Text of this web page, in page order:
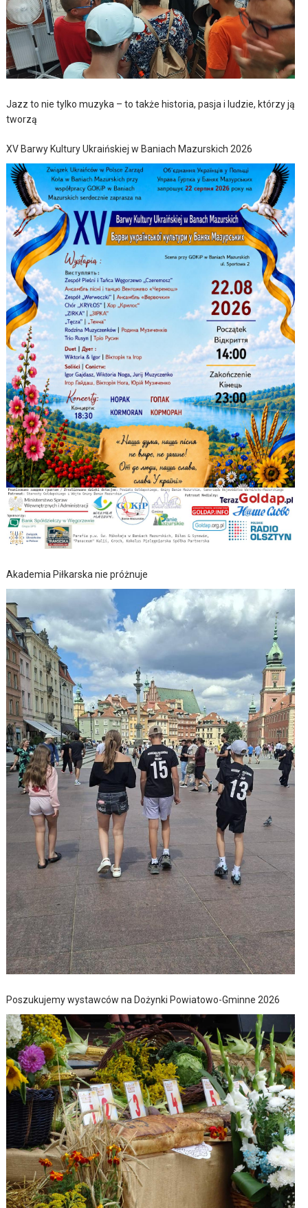
Jazz to nie tylko muzyka – to także historia, pasja i ludzie, którzy ją
tworzą
XV Barwy Kultury Ukraińskiej w Baniach Mazurskich 2026
Akademia Piłkarska nie próżnuje
Poszukujemy wystawców na Dożynki Powiatowo-Gminne 2026